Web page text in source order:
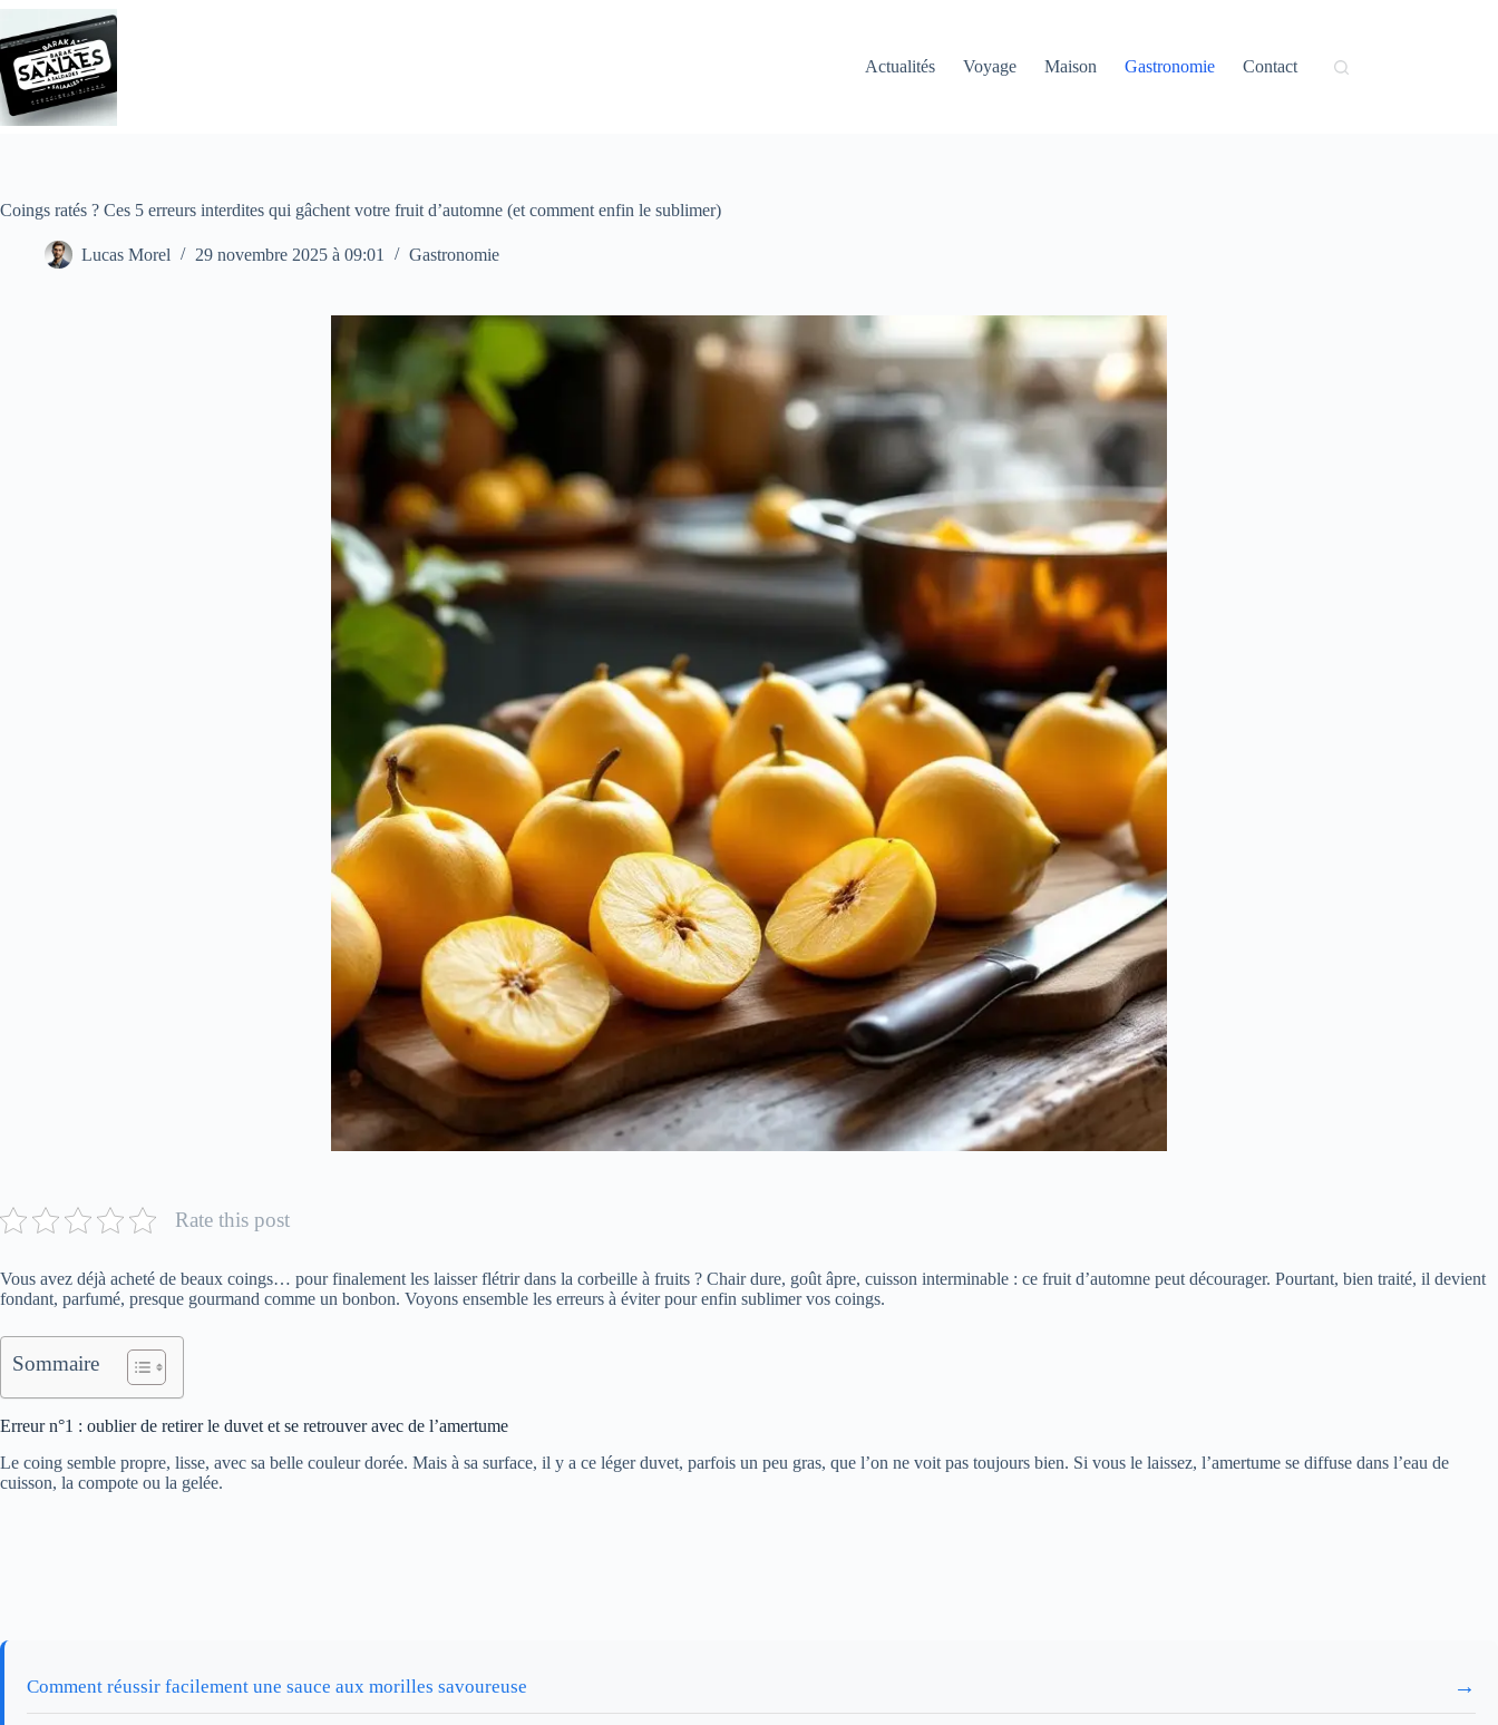
contenu
Actualités
Voyage Maison Gastronomie Contact
Coings ratés ? Ces 5 erreurs interdites qui gâchent votre fruit d’automne (et comment enfin le sublimer)
Lucas Morel 29 novembre 2025 à 09:01 Gastronomie
Rate this post
Vous avez déjà acheté de beaux coings… pour finalement les laisser flétrir dans la corbeille à fruits ? Chair dure, goût âpre, cuisson interminable : ce fruit d’automne peut décourager. Pourtant, bien traité, il devient
fondant, parfumé, presque gourmand comme un bonbon. Voyons ensemble les erreurs à éviter pour enfin sublimer vos coings.
Sommaire
Erreur n°1 : oublier de retirer le duvet et se retrouver avec de l’amertume
Le coing semble propre, lisse, avec sa belle couleur dorée. Mais à sa surface, il y a ce léger duvet, parfois un peu gras, que l’on ne voit pas toujours bien. Si vous le laissez, l’amertume se diffuse dans l’eau de
cuisson, la compote ou la gelée.
Comment réussir facilement une sauce aux morilles savoureuse →